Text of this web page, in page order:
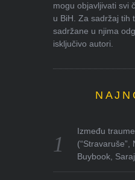
mogu objavljivati svi
u BiH. Za sadržaj tih
sadržane u njima
isključivo autori.
Između
(“Stravaruše”,
Buybook,